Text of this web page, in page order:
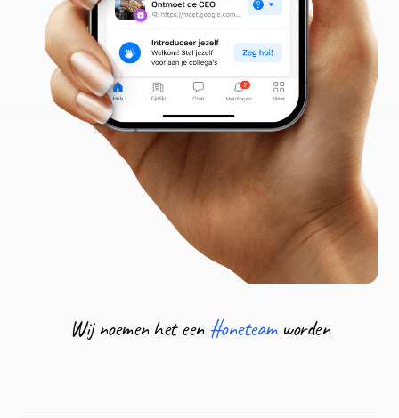
Wij noemen het een #oneteam worden